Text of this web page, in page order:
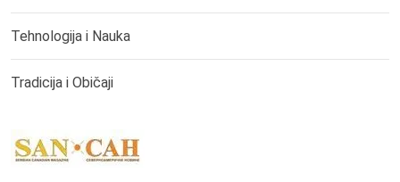
Tehnologija i Nauka
Tradicija i Običaji